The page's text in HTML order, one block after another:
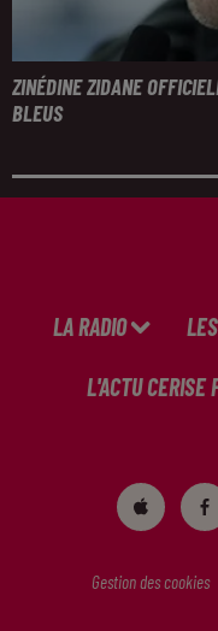
ZINÉDINE ZIDANE
BLEUS
LA RADIO
L'ACTU CERISE
Gestion des cookies